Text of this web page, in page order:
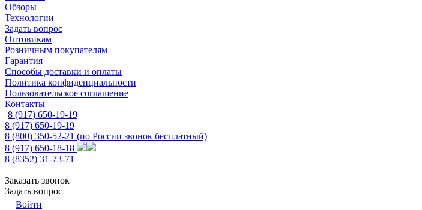
Обзоры
Технологии
Задать вопрос
Оптовикам
Розничным покупателям
Гарантия
Способы доставки и оплаты
Политика конфиденциальности
Пользовательское соглашение
Контакты
8 (917) 650-19-19
8 (917) 650-19-19
8 (800) 350-52-21 (по России звонок бесплатный)
8 (917) 650-18-18
8 (8352) 31-73-71
Заказать звонок
Задать вопрос
Войти